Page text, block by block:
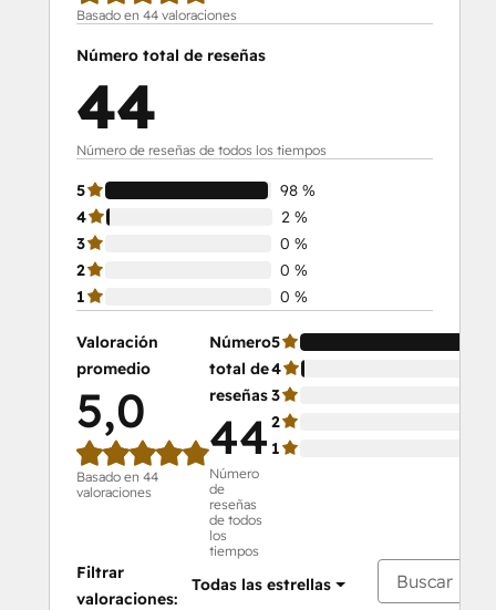
Basado en 44 valoraciones
Número total de reseñas
44
Número de reseñas de todos los tiempos
5
98 %
4
2 %
3
0 %
2
0 %
1
0 %
Valoración
promedio
5,0
Basado en 44
valoraciones
Número
total de
reseñas
44
Número
de
reseñas
de todos
los
tiempos
5
4
3
2
1
Filtrar
valoraciones:
Todas las estrellas